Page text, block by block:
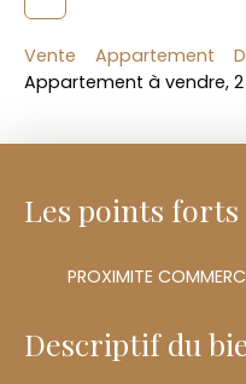
Vente Appartement
Appartement à vendre, 2
Les points forts
PROXIMITE
Descriptif du